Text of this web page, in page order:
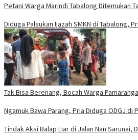
Petani Warga Marindi Tabalong Ditemukan
Diduga Palsukan Ijazah SMKN di Tabalong,
Tak Bisa Berenang, Bocah Warga
Ngamuk Bawa Parang, Pria Diduga ODGJ di
Tindak Aksi Balap Liar di Jalan Nan